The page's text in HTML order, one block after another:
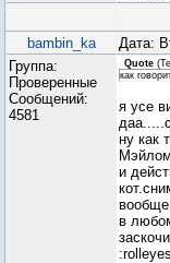
bambin_ka Дата:
Группа:
Проверенные
Сообщений:
4581
Quote (
как
я усе
ну как
и
вообще
в